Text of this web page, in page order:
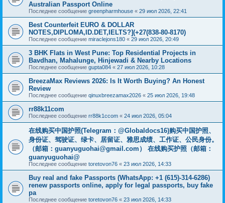
Australian Passport Online
Последнее сообщение greenpharmhouse « 29 июл 2026, 22:41
Best Counterfeit EURO & DOLLAR
NOTES,DIPLOMA,ID.DET,IELTS?](+27(838-80-8170)
Последнее сообщение miraclejons180 « 29 июл 2026, 20:49
3 BHK Flats in West Pune: Top Residential Projects in
Bavdhan, Mahalunge, Hinjewadi & Nearby Locations
Последнее сообщение gupta084 « 27 июл 2026, 10:28
BreezaMax Reviews 2026: Is It Worth Buying? An Honest
Review
Последнее сообщение qinuxbreezamax2026 « 25 июл 2026, 19:48
rr88k11com
Последнее сообщение rr88k1ccom « 24 июл 2026, 05:04
在线购买中国护照(Telegram：@Globaldocs16)购买中国护照、
身份证、驾驶证、绿卡、居留证、雅思成绩、工作证、公民身份。
（邮箱： guanyuguohai@gmail.com ） 在线购买护照（邮箱：
guanyuguohai@
Последнее сообщение toretovon76 « 23 июл 2026, 14:33
Buy real and fake Passports (WhatsApp: +1 (615)-314-6286)
renew passports online, apply for legal passports, buy fake
pa
Последнее сообщение toretovon76 « 23 июл 2026, 14:33